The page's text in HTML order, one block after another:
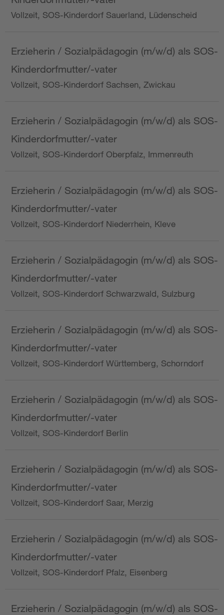
Vollzeit, SOS-Kinderdorf Sauerland, Lüdenscheid
Erzieherin / Sozialpädagogin (m/w/d) als SOS-
Kinderdorfmutter/-vater
Vollzeit, SOS-Kinderdorf Sachsen, Zwickau
Erzieherin / Sozialpädagogin (m/w/d) als SOS-
Kinderdorfmutter/-vater
Vollzeit, SOS-Kinderdorf Oberpfalz, Immenreuth
Erzieherin / Sozialpädagogin (m/w/d) als SOS-
Kinderdorfmutter/-vater
Vollzeit, SOS-Kinderdorf Niederrhein, Kleve
Erzieherin / Sozialpädagogin (m/w/d) als SOS-
Kinderdorfmutter/-vater
Vollzeit, SOS-Kinderdorf Schwarzwald, Sulzburg
Erzieherin / Sozialpädagogin (m/w/d) als SOS-
Kinderdorfmutter/-vater
Vollzeit, SOS-Kinderdorf Württemberg, Schorndorf
Erzieherin / Sozialpädagogin (m/w/d) als SOS-
Kinderdorfmutter/-vater
Vollzeit, SOS-Kinderdorf Berlin
Erzieherin / Sozialpädagogin (m/w/d) als SOS-
Kinderdorfmutter/-vater
Vollzeit, SOS-Kinderdorf Saar, Merzig
Erzieherin / Sozialpädagogin (m/w/d) als SOS-
Kinderdorfmutter/-vater
Vollzeit, SOS-Kinderdorf Pfalz, Eisenberg
Erzieherin / Sozialpädagogin (m/w/d) als SOS-